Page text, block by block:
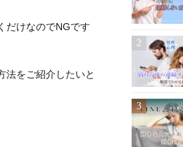
だけなのでNGです
法をご紹介したいと